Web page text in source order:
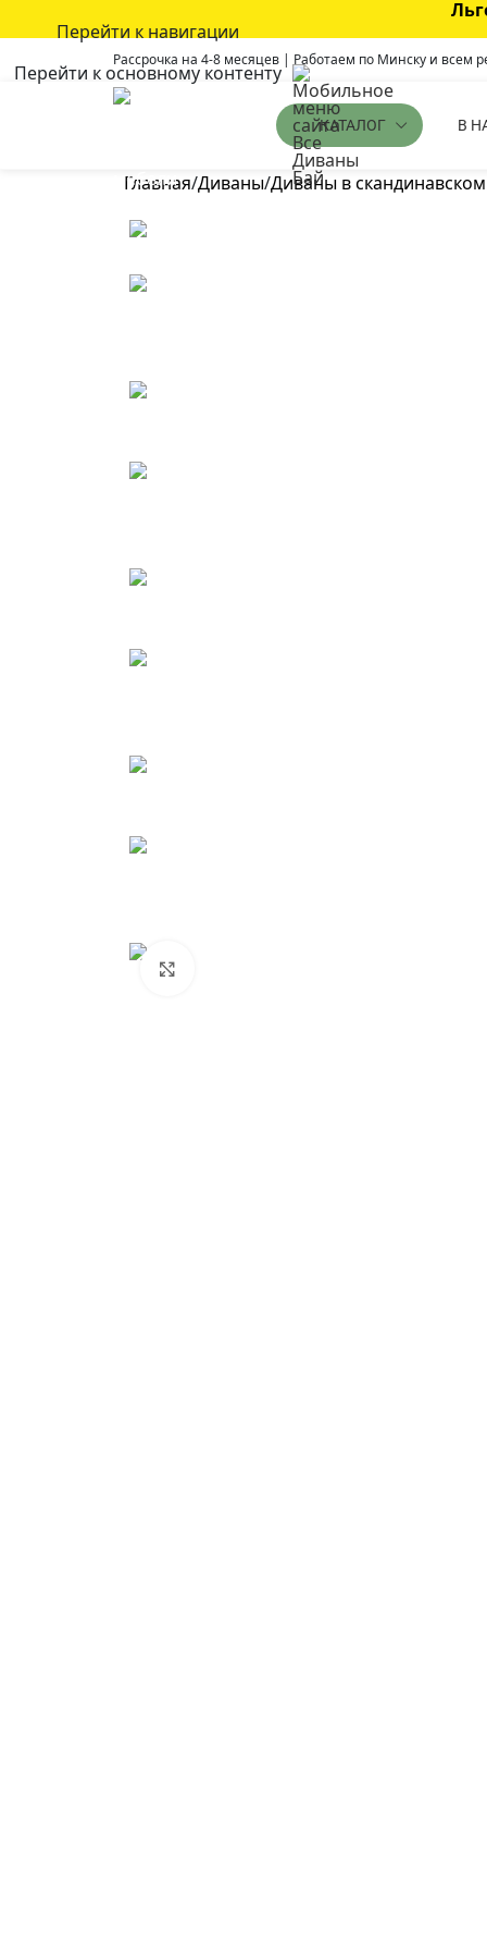
Перейти к навигации
Перейти к основному контенту
Рассрочка на 4-8 месяцев | Работаем по Минску и всем
КАТАЛОГ В
Главная/Диваны/Диваны в